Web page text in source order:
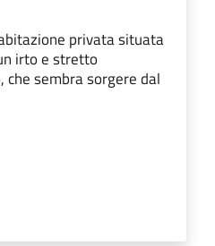
privata situata
irto e stretto
che sembra sorgere dal